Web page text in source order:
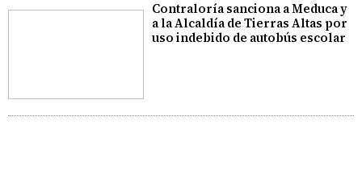
Contraloría sanciona a Meduca y
a la Alcaldía de Tierras Altas por
uso indebido de autobús escolar